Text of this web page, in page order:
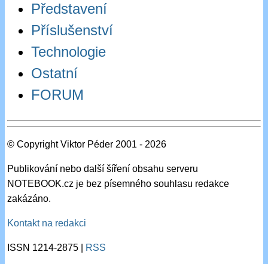
Představení
Příslušenství
Technologie
Ostatní
FORUM
© Copyright Viktor Péder 2001 - 2026
Publikování nebo další šíření obsahu serveru
NOTEBOOK.cz je bez písemného souhlasu redakce
zakázáno.
Kontakt na redakci
ISSN 1214-2875 | RSS